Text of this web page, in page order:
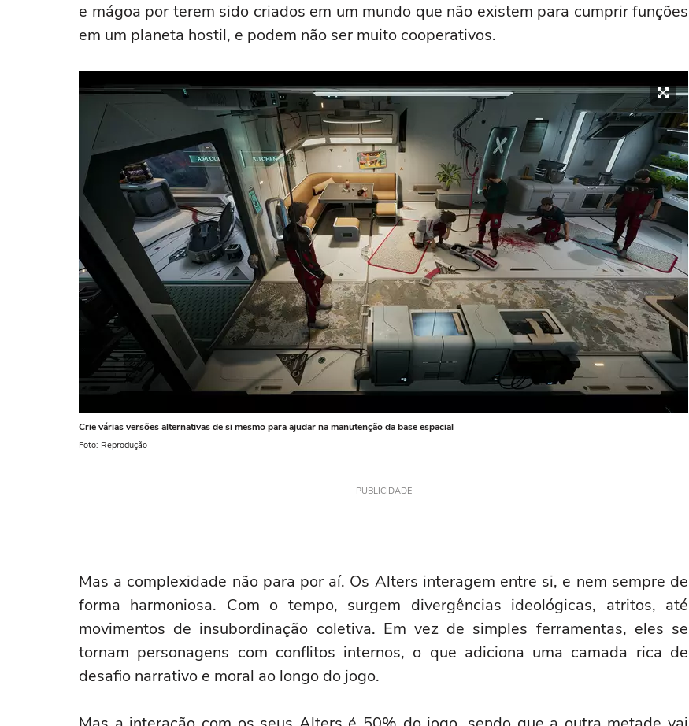
e mágoa por terem sido criados em um mundo que não existem para cumprir funções
em um planeta hostil, e podem não ser muito cooperativos.
Crie várias versões alternativas de si mesmo para ajudar na manutenção da base espacial
Foto: Reprodução
PUBLICIDADE
Mas a complexidade não para por aí. Os Alters interagem entre si, e nem sempre de
forma harmoniosa. Com o tempo, surgem divergências ideológicas, atritos, até
movimentos de insubordinação coletiva. Em vez de simples ferramentas, eles se
tornam personagens com conflitos internos, o que adiciona uma camada rica de
desafio narrativo e moral ao longo do jogo.